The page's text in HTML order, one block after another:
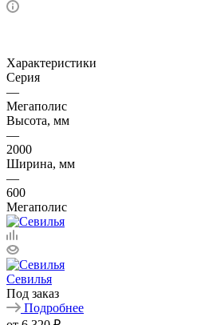
Характеристики
Серия
—
Мегаполис
Высота, мм
—
2000
Ширина, мм
—
600
Мегаполис
Севилья
Под заказ
Подробнее